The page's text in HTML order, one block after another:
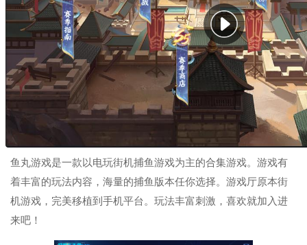
鱼丸游戏是一款以电玩街机捕鱼游戏为主的合集游戏。游戏有
着丰富的玩法内容，海量的捕鱼版本任你选择。游戏厅原本街
机游戏，完美移植到手机平台。玩法丰富刺激，喜欢就加入进
来吧！